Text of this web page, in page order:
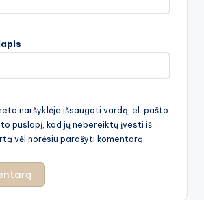
naršyklėje išsaugoti vardą, el. pašto
puslapį, kad jų nebereiktų įvesti iš
vėl norėsiu parašyti komentarą.